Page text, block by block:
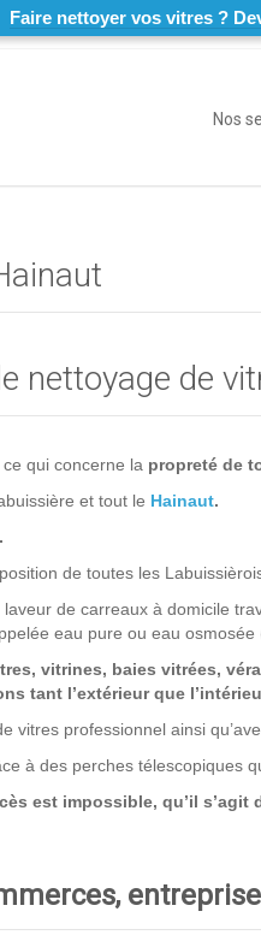
Faire nettoyer vos vitres ?
Nos
nettoyage de
ce qui concerne la propreté de
et tout le Hainaut.
.
de toutes les
de carreaux à domicile
eau pure ou eau
vitrines, baies vitrées,
tant l’extérieur que
professionnel ainsi
à des perches télescopiques
est impossible, qu’il